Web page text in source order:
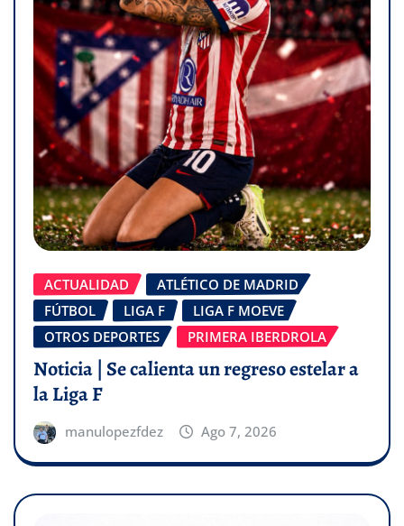
ACTUALIDAD
ATLÉTICO DE MADRID
FÚTBOL
LIGA F
LIGA F MOEVE
OTROS DEPORTES
PRIMERA IBERDROLA
Noticia | Se calienta un regreso estelar a
la Liga F
manulopezfdez Ago 7, 2026